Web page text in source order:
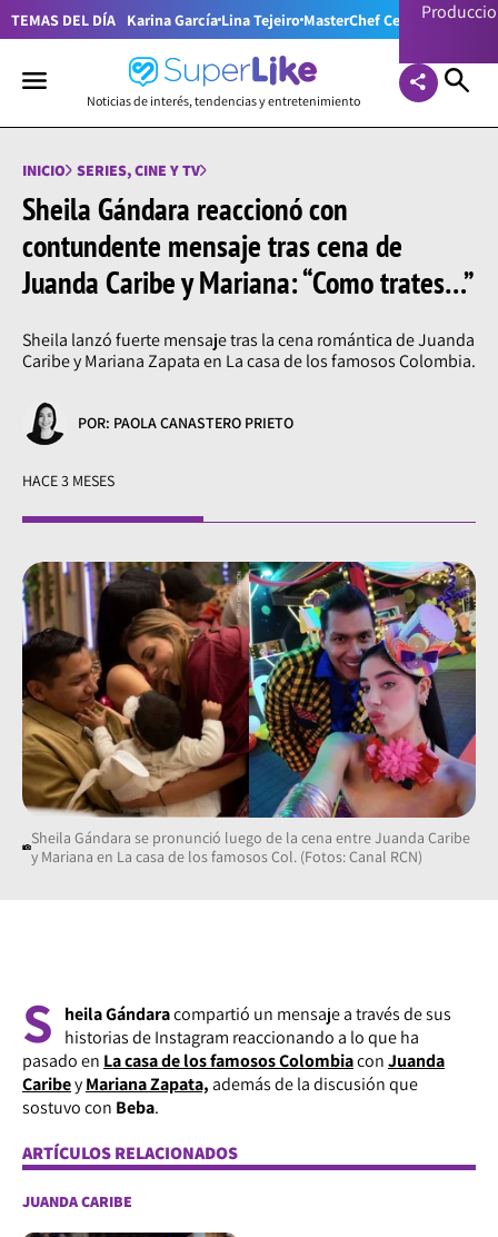
TEMAS DEL DÍA Karina García Lina Tejeiro MasterChef Celebrity
Noticias de interés, tendencias y entretenimiento
INICIO SERIES, CINE Y TV
Sheila Gándara reaccionó con
contundente mensaje tras cena de
Juanda Caribe y Mariana: “Como trates…”
Sheila lanzó fuerte mensaje tras la cena romántica de Juanda
Caribe y Mariana Zapata en La casa de los famosos Colombia.
POR: PAOLA CANASTERO PRIETO
HACE 3 MESES
Sheila Gándara se pronunció luego de la cena entre Juanda Caribe
y Mariana en La casa de los famosos Col. (Fotos: Canal RCN)
S heila Gándaracompartió un mensaje a través de sus
historias de Instagram reaccionando a lo que ha
pasado en La casa de los famosos ColombiaconJuanda
CaribeyMariana Zapata, además de la discusión que
sostuvo con Beba.
ARTÍCULOS RELACIONADOS
JUANDA CARIBE